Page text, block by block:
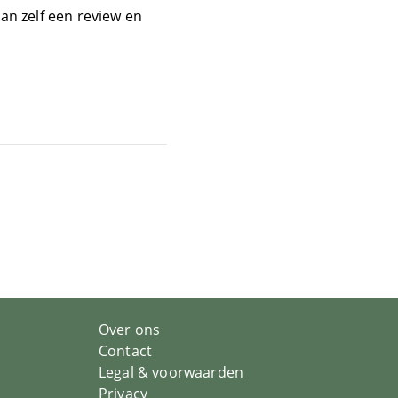
zelf een review en
Over ons
Contact
Legal & voorwaarden
Privacy